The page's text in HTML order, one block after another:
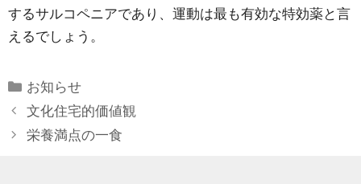
するサルコペニアであり、運動は最も有効な特効薬と言
えるでしょう。
Categories
お知らせ
文化住宅的価値観
栄養満点の一食